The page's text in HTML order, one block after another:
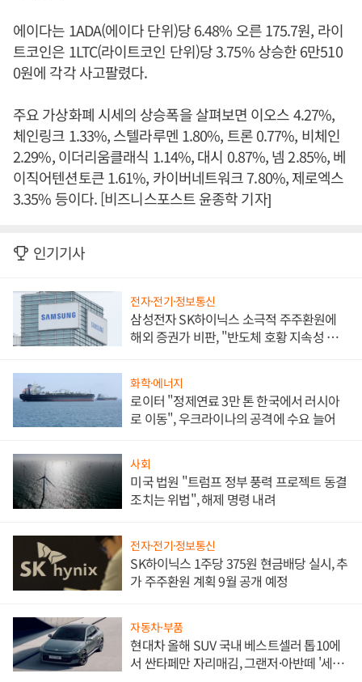
에이다는 1ADA(에이다 단위)당 6.48% 오른 175.7원, 라이
트코인은 1LTC(라이트코인 단위)당 3.75% 상승한 6만510
0원에 각각 사고팔렸다.
주요 가상화폐 시세의 상승폭을 살펴보면 이오스 4.27%,
체인링크 1.33%, 스텔라루멘 1.80%, 트론 0.77%, 비체인
2.29%, 이더리움클래식 1.14%, 대시 0.87%, 넴 2.85%, 베
이직어텐션토큰 1.61%, 카이버네트워크 7.80%, 제로엑스
3.35% 등이다. [비즈니스포스트 윤종학 기자]
인기기사
전자·전기·정보통신
삼성전자 SK하이닉스 소극적 주주환원에
해외 증권가 비판, "반도체 호황 지속성 의
화학·에너지
로이터 "정제연료 3만 톤 한국에서 러시아
로 이동", 우크라이나의 공격에 수요 늘어
사회
미국 법원 "트럼프 정부 풍력 프로젝트 동결
조치는 위법", 해제 명령 내려
전자·전기·정보통신
SK하이닉스 1주당 375원 현금배당 실시, 추
가 주주환원 계획 9월 공개 예정
자동차·부품
현대차 올해 SUV 국내 베스트셀러 톱10에
서 싼타페만 자리매김, 그랜저·아반떼 '세단